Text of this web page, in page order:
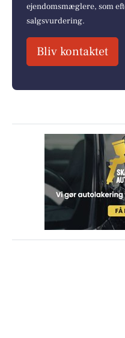
ejendomsmæglere, som
salgsvurdering.
Bliv kontaktet